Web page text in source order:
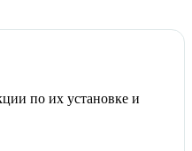
по их установке и